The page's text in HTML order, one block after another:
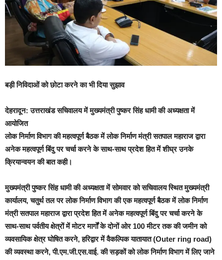
बड़ी निविदाओं को छोटा करने का भी दिया सुझाव
देहरादून: उत्तराखंड सचिवालय में मुख्यमंत्री पुष्कर सिंह धामी की अध्यक्षता में
आयोजित
लोक निर्माण विभाग की महत्वपूर्ण बैठक में लोक निर्माण मंत्री सतपाल महाराज द्वारा
अनेक महत्वपूर्ण बिंदु पर चर्चा करने के साथ-साथ प्रदेश हित में शीघ्र उनके
क्रियान्वयन की बात कही।
मुख्यमंत्री पुष्कर सिंह धामी की अध्यक्षता में सोमवार को सचिवालय स्थित मुख्यमंत्री
कार्यालय, चतुर्थ तल पर लोक निर्माण विभाग की एक महत्वपूर्ण बैठक में लोक निर्माण
मंत्री सतपाल महाराज द्वारा प्रदेश हित में अनेक महत्वपूर्ण बिंदु पर चर्चा करने के
साथ-साथ पर्वतीय क्षेत्रों में मोटर मार्गों के दोनों ओर 100 मीटर तक की जमीन को
व्यवसायिक क्षेत्र घोषित करने, हरिद्वार में वैकल्पिक यातायात (Outer ring road)
की व्यवस्था करने, पी.एम.जी.एस.वाई. की सड़कों को लोक निर्माण विभाग में लिए जाने